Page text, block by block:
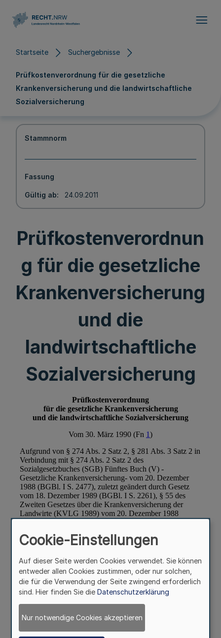
Startseite Suchergebnisse
Prüfkostenverordnung für die gesetzliche
Krankenversicherung und die landwirtschaftliche
Sozialversicherung
Stammnorm
Fassung
Gültig ab 24.09.2011
Prüfkostenverordnun
g für die gesetzliche
Krankenversicherung
und die
landwirtschaftliche
Sozialversicherung
Cookie-Einstellungen
Auf dieser Seite werden Cookies verwendet. Sie können
entweder allen Cookies zustimmen, oder nur solchen,
die für die Verwendung der Seite zwingend erforderlich
sind. Hier finden Sie die Datenschutzerklärung
Nur notwendige Cookies akzeptieren